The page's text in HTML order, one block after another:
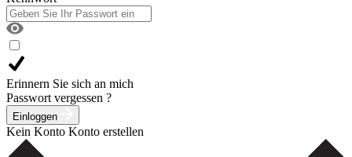
Erinnern Sie sich an mich
Passwort vergessen ?
Einloggen
Kein Konto Konto erstellen